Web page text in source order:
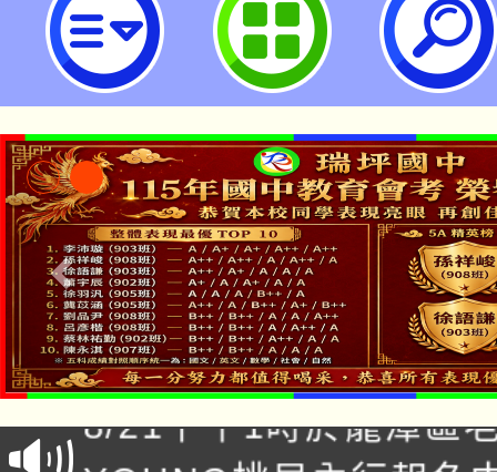
桃園市立瑞坪國民中學
「本色祭」8/29、30在
8/21下午1時於龍潭區
YOUNG桃局內行報名